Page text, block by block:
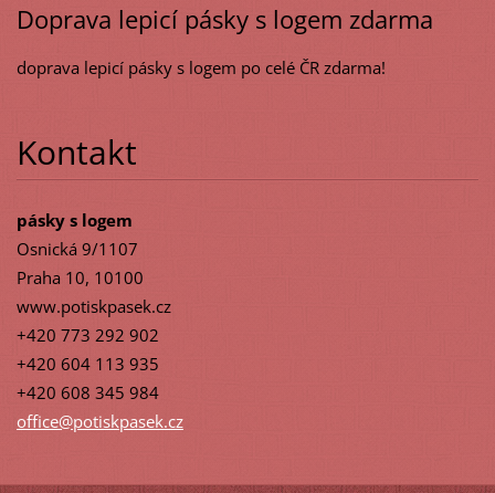
Doprava lepicí pásky s logem zdarma
doprava lepicí pásky s logem po celé ČR zdarma!
Kontakt
pásky s logem
Osnická 9/1107
Praha 10, 10100
www.potiskpasek.cz
+420 773 292 902
+420 604 113 935
+420 608 345 984
office@potiskpasek.cz